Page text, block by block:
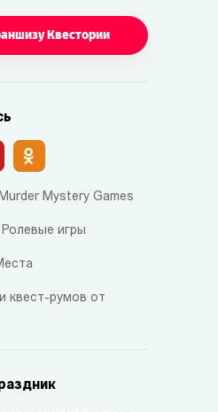
Квестории
Mystery Games
Ролевые игры
квест-румов от